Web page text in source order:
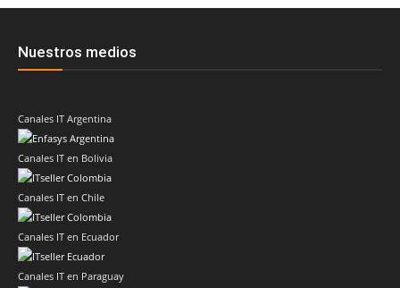
Nuestros medios
Canales IT Argentina
Canales IT en Bolivia
Canales IT en Chile
Canales IT en Ecuador
Canales IT en Paraguay